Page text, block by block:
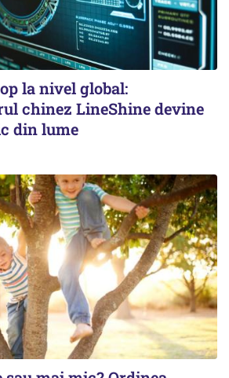
la nivel global:
chinez LineShine devine
din lume